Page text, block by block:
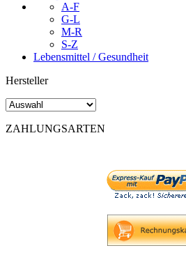
A-F
G-L
M-R
S-Z
Lebensmittel / Gesundheit
Hersteller
ZAHLUNGSARTEN